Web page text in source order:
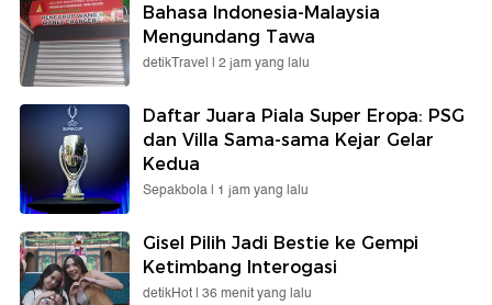
Bahasa Indonesia-Malaysia
Mengundang Tawa
detikTravel | 2 jam yang lalu
Daftar Juara Piala Super Eropa: PSG
dan Villa Sama-sama Kejar Gelar
Kedua
Sepakbola | 1 jam yang lalu
Gisel Pilih Jadi Bestie ke Gempi
Ketimbang Interogasi
detikHot | 36 menit yang lalu